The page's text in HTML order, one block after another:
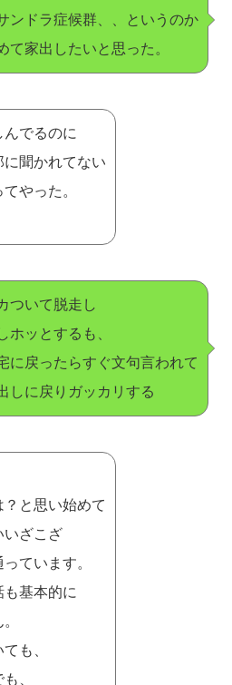
ンドラ症候群、、というのか
て家出したいと思った。
んでるのに
聞かれてない
やった。
ついて脱走し
ホッとするも、
に戻ったらすぐ文句言われて
しに戻りガッカリする
と思い始めて
いざこざ
っています。
も基本的に
も、
、